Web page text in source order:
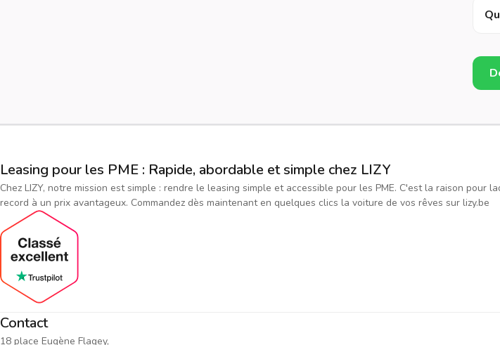
Leasing pour les PME : Rapide, abordable et simple chez LIZY
Chez LIZY, notre mission est simple : rendre le leasing simple et accessible pour les PME. C'est la raison
record à un prix avantageux. Commandez dès maintenant en quelques clics la voiture de vos rêves sur lizy.be
Contact
18 place Eugène Flagey,